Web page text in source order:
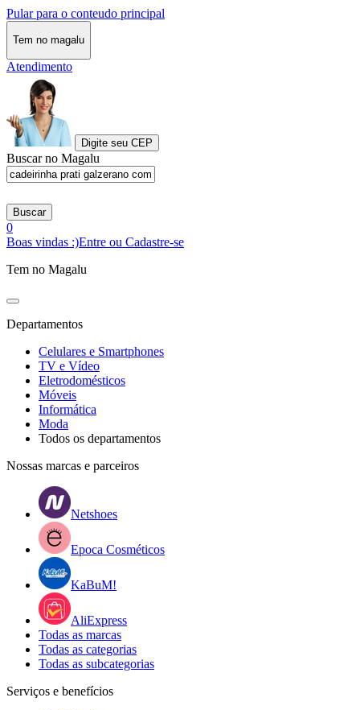
Pular para o conteudo principal
Tem no magalu
Atendimento
Digite seu CEP
Buscar no Magalu
Buscar
0
Boas vindas :)Entre ou Cadastre-se
Tem no Magalu
Departamentos
Celulares e Smartphones
TV e Vídeo
Eletrodomésticos
Móveis
Informática
Moda
Todos os departamentos
Nossas marcas e parceiros
Netshoes
Epoca Cosméticos
KaBuM!
AliExpress
Todas as marcas
Todas as categorias
Todas as subcategorias
Serviços e benefícios